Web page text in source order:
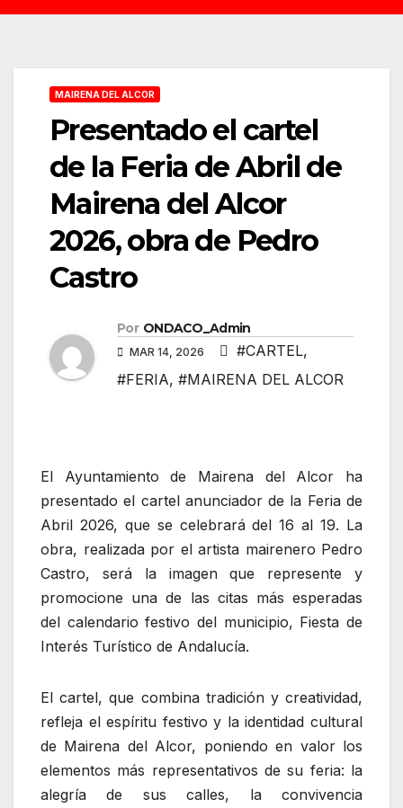
MAIRENA DEL ALCOR
Presentado el cartel
de la Feria de Abril de
Mairena del Alcor
2026, obra de Pedro
Castro
Por ONDACO_Admin
MAR 14, 2026 #CARTEL,
#FERIA, #MAIRENA DEL ALCOR
El Ayuntamiento de Mairena del Alcor ha
presentado el cartel anunciador de la Feria de
Abril 2026, que se celebrará del 16 al 19. La
obra, realizada por el artista mairenero Pedro
Castro, será la imagen que represente y
promocione una de las citas más esperadas
del calendario festivo del municipio, Fiesta de
Interés Turístico de Andalucía.
El cartel, que combina tradición y creatividad,
refleja el espíritu festivo y la identidad cultural
de Mairena del Alcor, poniendo en valor los
elementos más representativos de su feria: la
alegría de sus calles, la convivencia